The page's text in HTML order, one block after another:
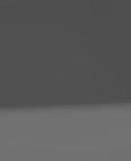
&